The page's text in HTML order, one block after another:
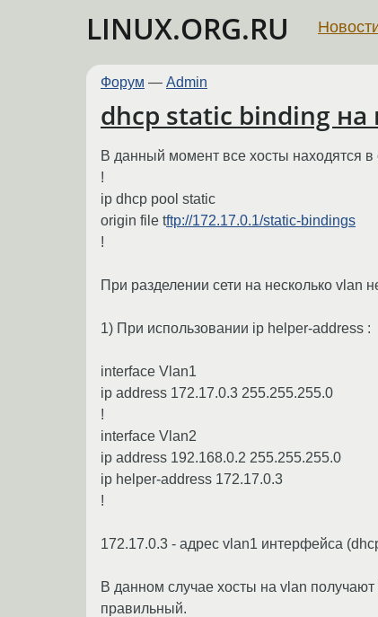
LINUX.ORG.RU
Форум — Admin
dhcp static binding на
В данный момент все хосты находятся
!
ip dhcp pool static
origin file tftp://172.17.0.1/static-bindings
!
При разделении сети на несколько vlan
1) При использовании ip helper-address :
interface Vlan1
ip address 172.17.0.3 255.255.255.0
!
interface Vlan2
ip address 192.168.0.2 255.255.255.0
ip helper-address 172.17.0.3
!
172.17.0.3 - адрес vlan1 интерфейса
В данном случае хосты на vlan
правильный.